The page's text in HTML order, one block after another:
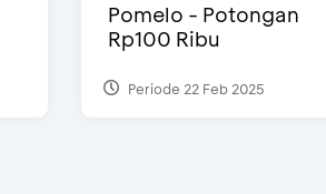
Pomelo - Potongan
Rp100 Ribu
Periode 22 Feb 2025